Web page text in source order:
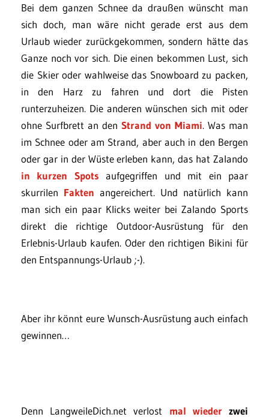
Bei dem ganzen Schnee da draußen wünscht man
sich doch, man wäre nicht gerade erst aus dem
Urlaub wieder zurückgekommen, sondern hätte das
Ganze noch vor sich. Die einen bekommen Lust, sich
die Skier oder wahlweise das Snowboard zu packen,
in den Harz zu fahren und dort die Pisten
runterzuheizen. Die anderen wünschen sich mit oder
ohne Surfbrett an den Strand von Miami. Was man
im Schnee oder am Strand, aber auch in den Bergen
oder gar in der Wüste erleben kann, das hat Zalando
in kurzen Spots aufgegriffen und mit ein paar
skurrilen Fakten angereichert. Und natürlich kann
man sich ein paar Klicks weiter bei Zalando Sports
direkt die richtige Outdoor-Ausrüstung für den
Erlebnis-Urlaub kaufen. Oder den richtigen Bikini für
den Entspannungs-Urlaub ;-).
Aber ihr könnt eure Wunsch-Ausrüstung auch einfach
gewinnen…
Denn LangweileDich.net verlost mal wieder zwei